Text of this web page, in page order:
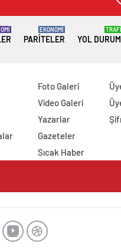
PARITELER
EKONOMİ
YOL
Foto Galeri
Video Galeri
Yazarlar
Gazeteler
Sıcak Haber